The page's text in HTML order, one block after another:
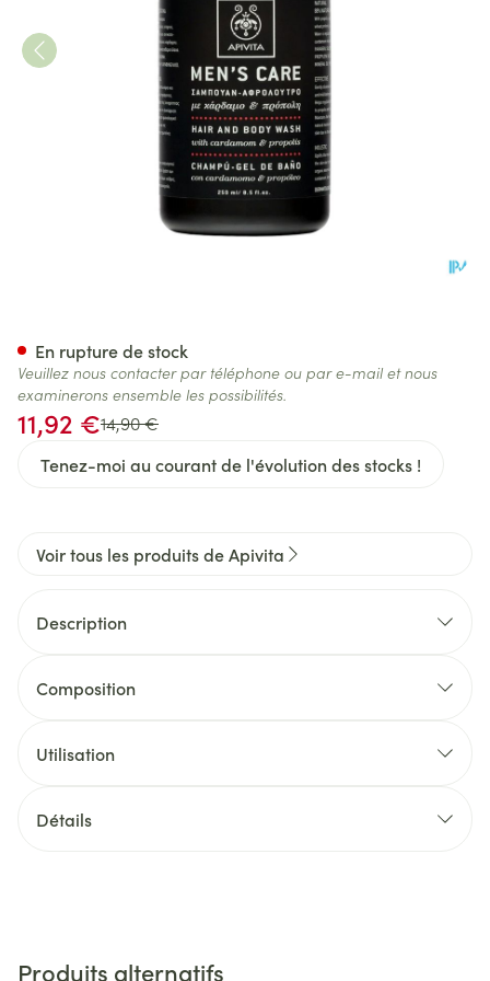
Prix Habituel
14,90 €
Prix spécial
11,92 €
Tenez-moi au courant de l'évolution des stocks !
En rupture de stock
Veuillez nous contacter par téléphone ou par e-mail et nous
examinerons ensemble les possibilités.
Voir tous les produits de Apivita
Description
Composition
Utilisation
Détails
Produits alternatifs